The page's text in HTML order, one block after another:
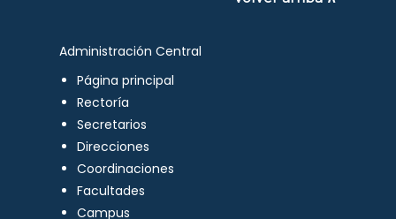
Administración Central
Página principal
Rectoría
Secretarios
Direcciones
Coordinaciones
Facultades
Campus